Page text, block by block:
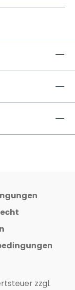
zzgl.